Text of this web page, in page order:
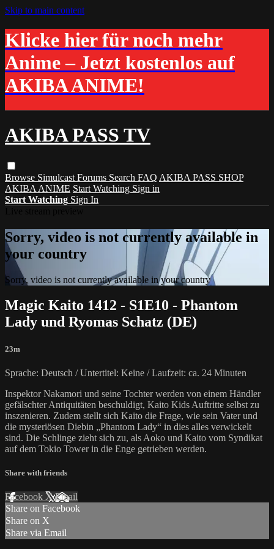
Skip to main content
Klicke hier für noch mehr
Anime – Jetzt kostenlos auf
AKIBA ANIME!
AKIBA PASS TV
Browse Simulcast Forums Search FAQ AKIBA PASS SHOP
AKIBA ANIME Start Watching Sign in
Start Watching Sign In
Sorry, video is not currently available in
your country
Sorry, video is not currently available in your country
Magic Kaito 1412 - S1E10 - Phantom
Lady und Ryomas Schatz (DE)
23m
Sprache: Deutsch / Untertitel: Keine / Laufzeit: ca. 24 Minuten
Inspektor Nakamori und seine Tochter werden von einem Händler
gefälschter Antiquitäten beschuldigt, Kaito Kids Auftritte selbst zu
inszenieren. Zudem stellt sich Kaito die Frage, wie sein Vater und
die mysteriösen Diebin „Phantom Lady“ in dies alles verwickelt
sind. Die Schlinge zieht sich zu, als Aoko und Kaito vom Syndikat
auf dem Tokio Tower in die Enge getrieben werden.
Share with friends
Facebook XEmail
Share on Facebook
Share on X
Share via Email